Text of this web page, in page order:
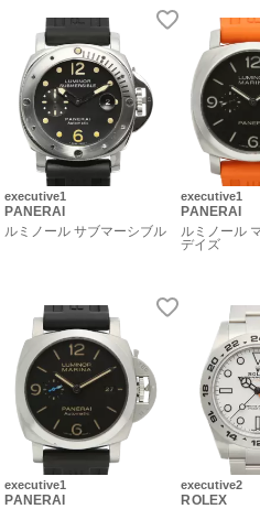
executive1
PANERAI
ルミノール サブマーシブル
executive1
PANERAI
executive1
PANERAI
ルミノール
デイズ
executive2
ROLEX